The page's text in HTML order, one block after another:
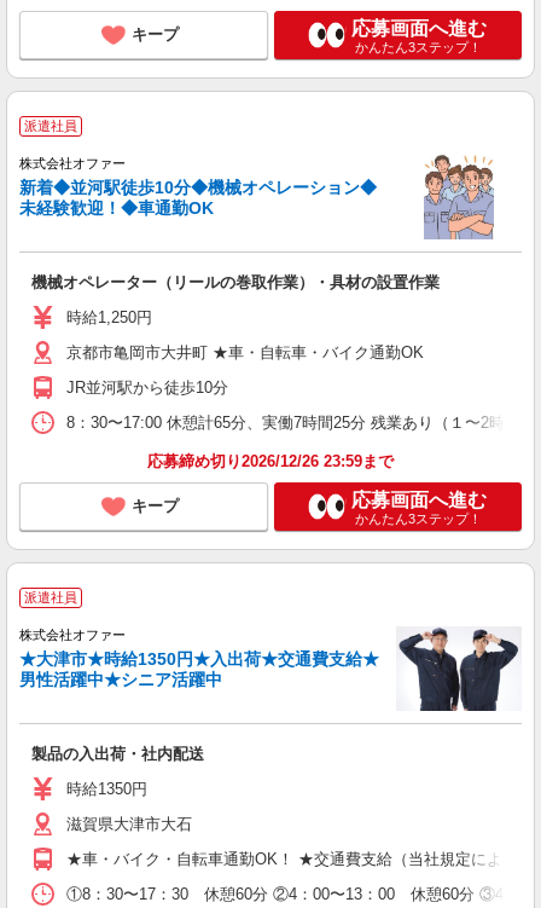
キープ 応募画面へ進む
かんたん3ステップ！
派遣社員
株式会社オファー
新着◆並河駅徒歩10分◆機械オペレーション◆
未経験歓迎！◆車通勤OK
機械オペレーター（リールの巻取作業）・具材の設置作業
時給1,250円
京都市亀岡市大井町 ★車・自転車・バイク通勤OK
JR並河駅から徒歩10分
8：30〜17:00 休憩計65分、実働7時間25分 残業あり（１〜2時間
応募締め切り2026/12/26 23:59まで
キープ 応募画面へ進む
かんたん3ステップ！
派遣社員
株式会社オファー
★大津市★時給1350円★入出荷★交通費支給★
男性活躍中★シニア活躍中
製品の入出荷・社内配送
時給1350円
滋賀県大津市大石
★車・バイク・自転車通勤OK！ ★交通費支給（当社規定による）
①8：30〜17：30 休憩60分 ②4：00〜13：00 休憩60分 ③4：00